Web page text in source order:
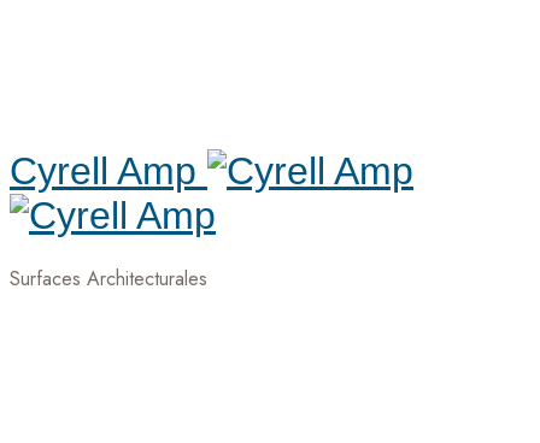
Cyrell Amp
Surfaces Architecturales